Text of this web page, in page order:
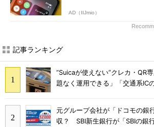
AD（IIJmio）
記事ランキング
“Suicaが使えない”クレカ・QR
題なく運用できる」「交通系IC
元グループ会社が「ドコモの銀
収？ SBI新生銀行が「SBIの銀